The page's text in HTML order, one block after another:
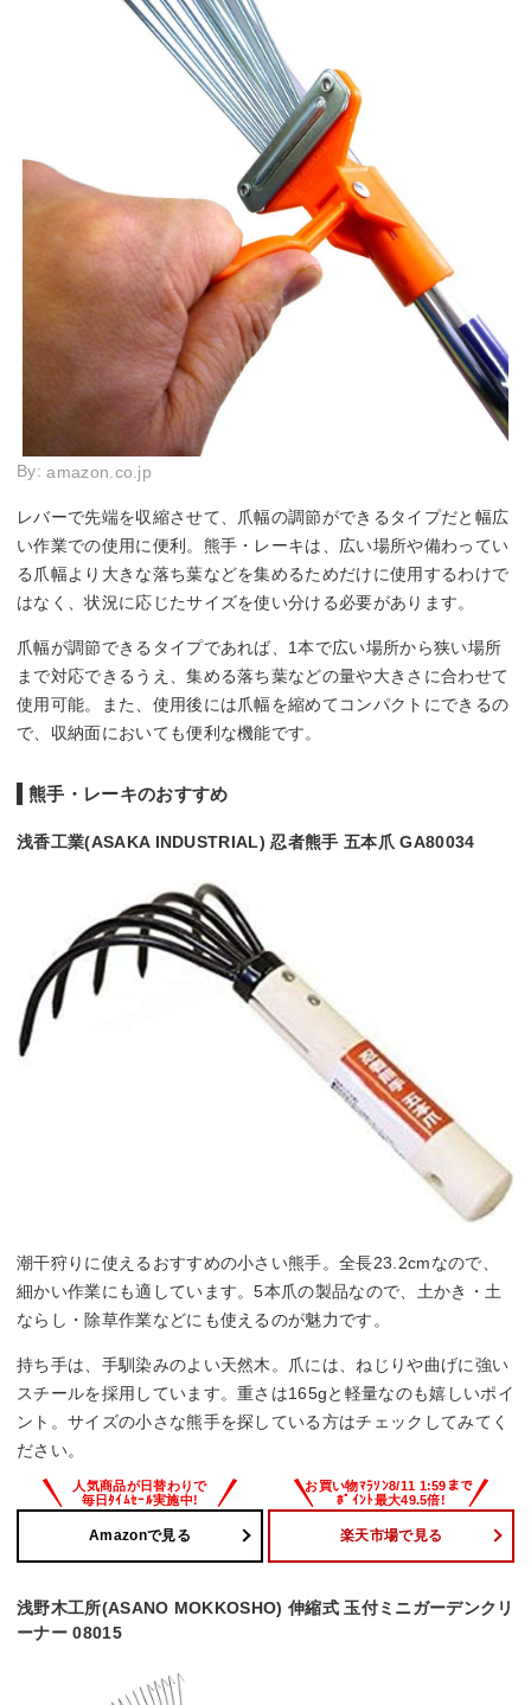
By:amazon.co.jp
レバーで先端を収縮させて、爪幅の調節ができるタイプだと幅広
い作業での使用に便利。熊手・レーキは、広い場所や備わってい
る爪幅より大きな落ち葉などを集めるためだけに使用するわけで
はなく、状況に応じたサイズを使い分ける必要があります。
爪幅が調節できるタイプであれば、1本で広い場所から狭い場所
まで対応できるうえ、集める落ち葉などの量や大きさに合わせて
使用可能。また、使用後には爪幅を縮めてコンパクトにできるの
で、収納面においても便利な機能です。
熊手・レーキのおすすめ
浅香工業(ASAKA INDUSTRIAL) 忍者熊手 五本爪 GA80034
潮干狩りに使えるおすすめの小さい熊手。全長23.2cmなので、
細かい作業にも適しています。5本爪の製品なので、土かき・土
ならし・除草作業などにも使えるのが魅力です。
持ち手は、手馴染みのよい天然木。爪には、ねじりや曲げに強い
スチールを採用しています。重さは165gと軽量なのも嬉しいポイ
ント。サイズの小さな熊手を探している方はチェックしてみてく
ださい。
Amazonで見る 楽天市場で見る
浅野木工所(ASANO MOKKOSHO) 伸縮式 玉付ミニガーデンクリ
ーナー 08015